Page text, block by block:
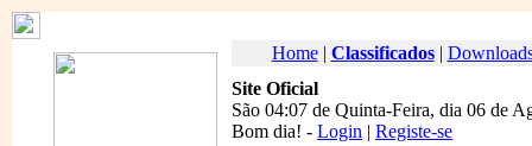
Home| Classificados|
Site Oficial
São 04:07 de Quinta-Feira, dia 06 de
Bom dia! - Login | Registe-se